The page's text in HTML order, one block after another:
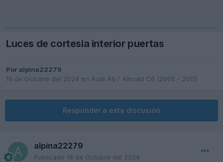
Luces de cortesia interior puertas
Por alpina22279
18 de Octubre del 2024 en Audi A6 / Allroad C6 (2005 - 2011)
Responder a esta discusión
alpina22279
Publicado 18 de Octubre del 2024